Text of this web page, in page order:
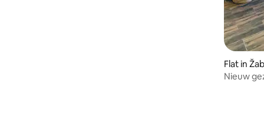
Flat in
Nieuw
met